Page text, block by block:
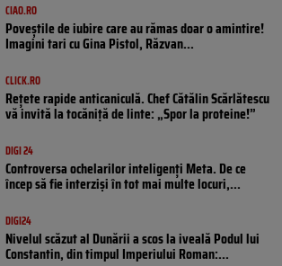
CIAO.RO
Poveştile de iubire care au rămas doar o amintire!
Imagini tari cu Gina Pistol, Răzvan...
CLICK.RO
Rețete rapide anticaniculă. Chef Cătălin Scărlătescu
vă invită la tocăniță de linte: „Spor la proteine!”
DIGI 24
Controversa ochelarilor inteligenți Meta. De ce
încep să fie interziși în tot mai multe locuri,...
DIGI24
Nivelul scăzut al Dunării a scos la iveală Podul lui
Constantin, din timpul Imperiului Roman:...